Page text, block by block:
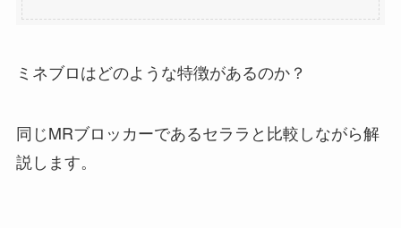
ミネブロはどのような特徴があるのか？
同じMRブロッカーであるセララと比較しながら解
説します。